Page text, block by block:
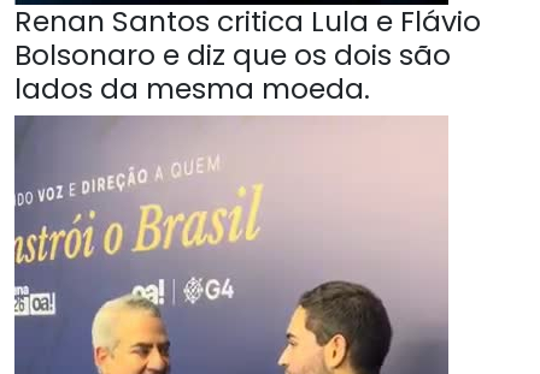
Renan Santos critica Lula e Flávio
Bolsonaro e diz que os dois são
lados da mesma moeda.